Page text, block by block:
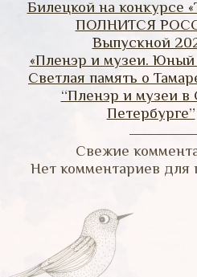
Билецкой на конкурсе
ПОЛНИТСЯ
Выпускной
«Пленэр и музеи. Юный
Светлая память о
“Пленэр и музеи в
Петербурге”
Свежие
Нет комментариев для